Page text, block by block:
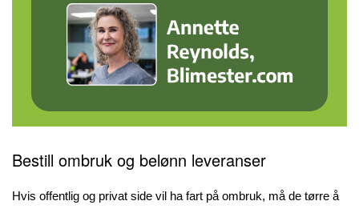
Bestill ombruk og belønn leveranser
Hvis offentlig og privat side vil ha fart på ombruk, må de tørre å